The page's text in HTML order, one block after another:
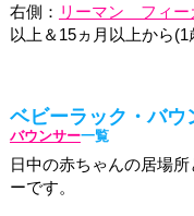
右側： リーマン フィ
以上＆15ヵ月以上から(1
ベビーラック・バ
バウンサー一覧
日中の赤ちゃんの居場
ーです。